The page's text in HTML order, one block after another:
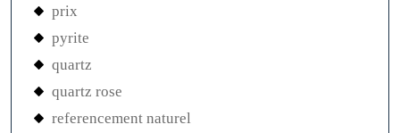
prix
pyrite
quartz
quartz rose
referencement naturel